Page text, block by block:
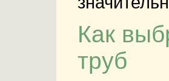
Как
труб